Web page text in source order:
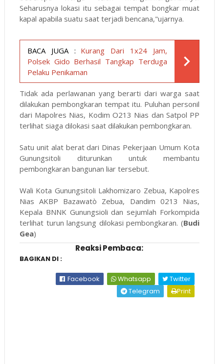
Seharusnya lokasi itu sebagai tempat bongkar muat
kapal apabila suatu saat terjadi bencana,"ujarnya.
BACA JUGA : Kurang Dari 1x24 Jam,
Polsek Gido Berhasil Tangkap Terduga
Pelaku Penikaman
Tidak ada perlawanan yang berarti dari warga saat
dilakukan pembongkaran tempat itu. Puluhan personil
dari Mapolres Nias, Kodim O213 Nias dan Satpol PP
terlihat siaga dilokasi saat dilakukan pembongkaran.
Satu unit alat berat dari Dinas Pekerjaan Umum Kota
Gunungsitoli diturunkan untuk membantu
pembongkaran bangunan liar tersebut.
Wali Kota Gunungsitoli Lakhomizaro Zebua, Kapolres
Nias AKBP Bazawatò Zebua, Dandim 0213 Nias,
Kepala BNNK Gunungsioli dan sejumlah Forkompida
terlihat turun langsung dilokasi pembongkaran. (Budi
Gea)
Reaksi Pembaca:
BAGIKAN DI :
Facebook Whatsapp
Twitter
Telegram
Print